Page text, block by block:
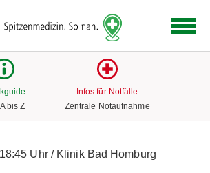
Link
zur
bis Z
Infos für Notfälle
Zentrale Notaufnahme
Uhr /Klinik Bad Homburg